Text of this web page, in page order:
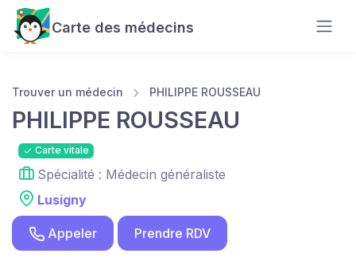
Carte des médecins
Trouver un médecin PHILIPPE ROUSSEAU
PHILIPPE ROUSSEAU
Carte vitale
Spécialité : Médecin généraliste
Lusigny
Appeler Prendre RDV